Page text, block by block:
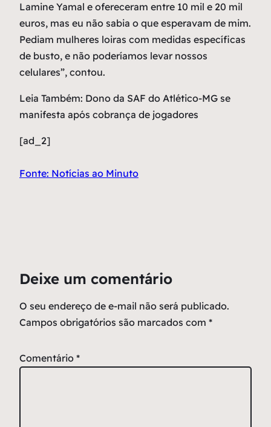
Lamine Yamal e ofereceram entre 10 mil e 20 mil
euros, mas eu não sabia o que esperavam de mim.
Pediam mulheres loiras com medidas específicas
de busto, e não poderíamos levar nossos
celulares”, contou.
Leia Também: Dono da SAF do Atlético-MG se
manifesta após cobrança de jogadores
[ad_2]
Fonte: Notícias ao Minuto
Deixe um comentário
O seu endereço de e-mail não será publicado.
Campos obrigatórios são marcados com *
Comentário *